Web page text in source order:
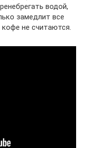
водой,
замедлит все
не считаются.